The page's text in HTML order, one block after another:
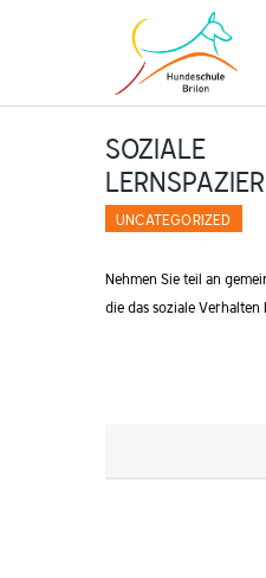
STARTSEITE
UNTERRICHT
ÜBER UNS
SOZIALE
UNCATEGORIZED
Nehmen Sie teil an
die das soziale Verhalten